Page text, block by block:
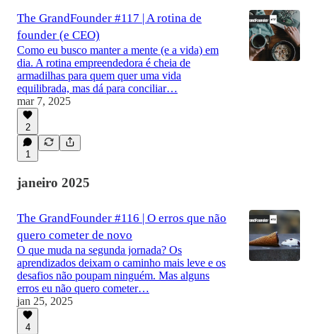
The GrandFounder #117 | A rotina de
founder (e CEO)
Como eu busco manter a mente (e a vida) em
dia. A rotina empreendedora é cheia de
armadilhas para quem quer uma vida
equilibrada, mas dá para conciliar…
mar 7, 2025
2
1
janeiro 2025
The GrandFounder #116 | O erros que não
quero cometer de novo
O que muda na segunda jornada? Os
aprendizados deixam o caminho mais leve e os
desafios não poupam ninguém. Mas alguns
erros eu não quero cometer…
jan 25, 2025
4